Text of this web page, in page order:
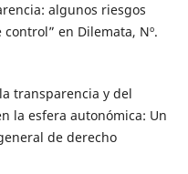
algunos riesgos
en Dilemata, Nº.
transparencia y del
la esfera autonómica: Un
de derecho